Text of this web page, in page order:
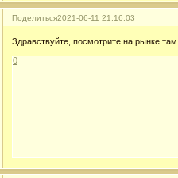
Поделиться2021-06-11 21:16:03
Здравствуйте, посмотрите на рынке
0